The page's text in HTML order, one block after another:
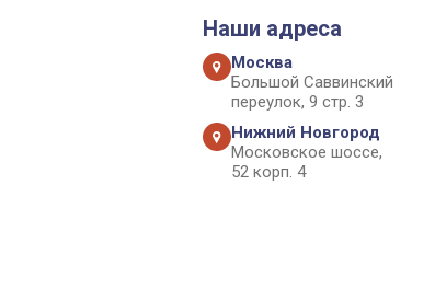
Наши адреса
Москва
Большой Саввинский
переулок, 9 стр. 3
Нижний Новгород
Московское шоссе,
52 корп. 4